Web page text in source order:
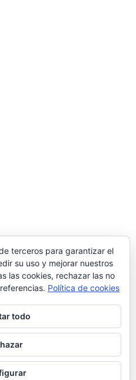
Tema para WordPress
WP
terceros para garantizar el
su uso y mejorar nuestros
las cookies, rechazar las no
Política de cookies
todo